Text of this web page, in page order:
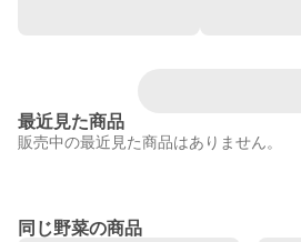
最近見た商品
販売中の最近見た商品はありません。
同じ野菜の商品